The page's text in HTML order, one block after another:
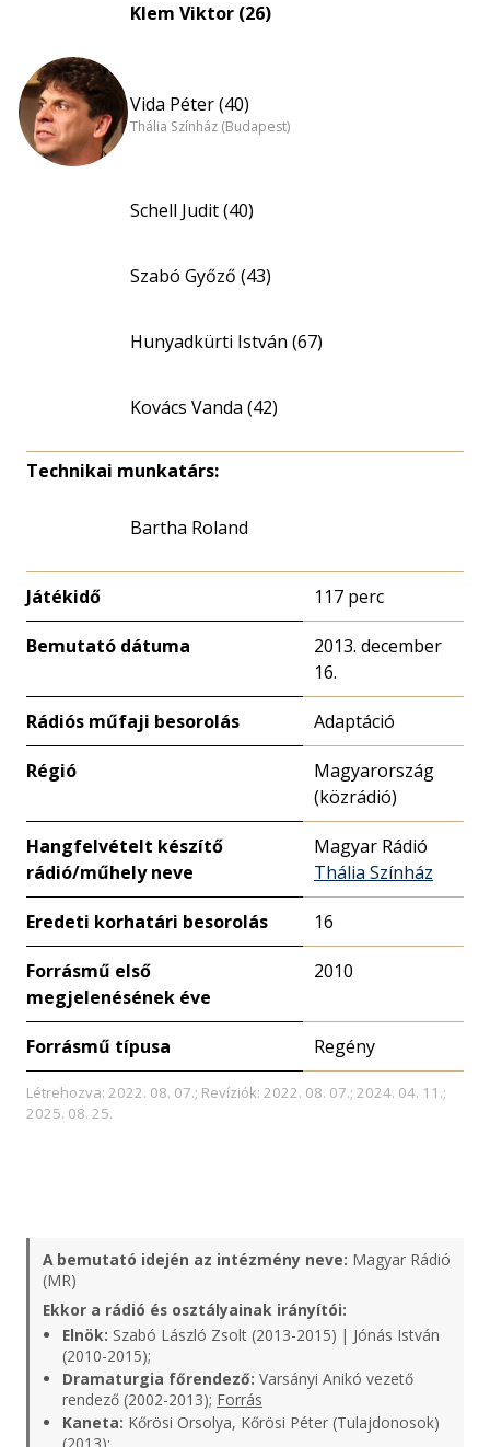
Klem Viktor (26)
Vida Péter (40)
Thália Színház (Budapest)
Schell Judit (40)
Szabó Győző (43)
Hunyadkürti István (67)
Kovács Vanda (42)
Technikai munkatárs:
Bartha Roland
Játékidő 117 perc
Bemutató dátuma
2013. december
16.
Rádiós műfaji besorolás Adaptáció
Régió
Magyarország
(közrádió)
Hangfelvételt készítő
rádió/műhely neve
Magyar Rádió
Thália Színház
Eredeti korhatári besorolás 16
Forrásmű első
megjelenésének éve
2010
Forrásmű típusa Regény
Létrehozva: 2022. 08. 07.; Revíziók: 2022. 08. 07.; 2024. 04. 11.;
2025. 08. 25.
A bemutató idején az intézmény neve: Magyar Rádió
(MR)
Ekkor a rádió és osztályainak irányítói:
Elnök: Szabó László Zsolt (2013-2015) | Jónás István
(2010-2015);
Dramaturgia főrendező: Varsányi Anikó vezető
rendező (2002-2013); Forrás
Kaneta: Kőrösi Orsolya, Kőrösi Péter (Tulajdonosok)